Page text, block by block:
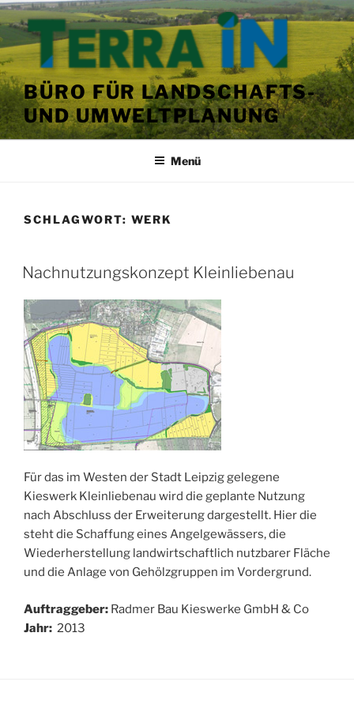
Zum
Inhalt
springen
BÜRO FÜR LANDSCHAFTS-
UND UMWELTPLANUNG
Menü
SCHLAGWORT: WERK
VERÖFFENTLICHT
AM
Nachnutzungskonzept Kleinliebenau
Für das im Westen der Stadt Leipzig gelegene
Kieswerk Kleinliebenau wird die geplante Nutzung
nach Abschluss der Erweiterung dargestellt. Hier die
steht die Schaffung eines Angelgewässers, die
Wiederherstellung landwirtschaftlich nutzbarer Fläche
und die Anlage von Gehölzgruppen im Vordergrund.
Auftraggeber: Radmer Bau Kieswerke GmbH & Co
Jahr: 2013